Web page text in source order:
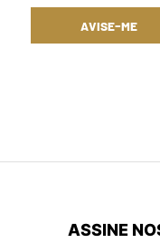
AVISE-ME
ASSINE